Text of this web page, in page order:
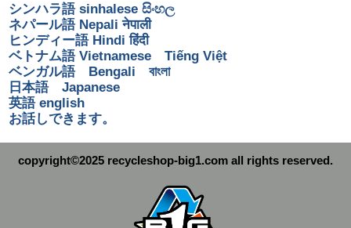
シンハラ語 sinhalese සිංහල
ネパール語 Nepali नेपाली
ヒンディー語 Hindi हिंदी
ベトナム語 Vietnamese Tiếng Việt
ベンガル語 Bengali বাংলা
日本語 Japanese
英語 english
お話しできます。
copyright©2025 recycleshop-big1.com all rights reserved.